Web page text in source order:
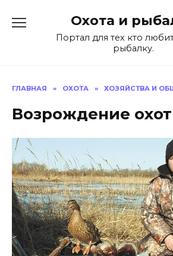
содержанию
Охота и
Портал для тех кто
рыбалку.
ГЛАВНАЯ » ОХОТА » ХОЗЯЙСТВА И
Возрождение